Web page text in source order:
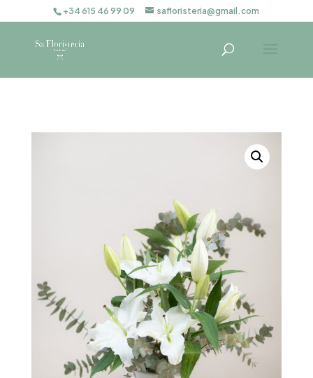
+34 615 46 99 09 safloristeria@gmail.com